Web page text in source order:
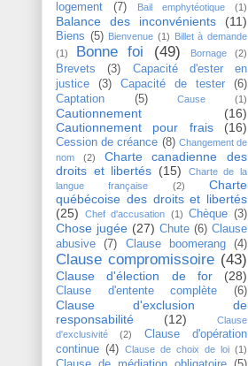
logement
(7) Bail emphytéotique (1)
Balance des inconvénients (11)
Biens (5) Bienvenue (1)
Billet à demande
(1)
Bonne foi (49) Bornage (2)
Brevets (3)
Capacité d'ester en
justice
(3) Capacité de tester
(6)
Captation
(5) Cause (1)
Cautionnement
(16)
Cautionnement pour frais
(16)
Cession de créance (8) Changement de
nom
(2)
Charte canadienne des
droits et libertés (15)
Charte de la
langue française
(2)
Charte
québécoise des droits et libertés
(25)
Chef d'accusation (1) Chèque (3)
Chose jugée (27) Chute (6) Clause
abusive
(7) Clause boomerang (4)
Clause compromissoire (43)
Clause d'élection de for (28)
Clause d'entente complète (6)
Clause d'exclusion de
responsabilité
(12)
Clause
d'exclusivité
(2)
Clause d'opération
continue (4) Clause de choix de loi (1)